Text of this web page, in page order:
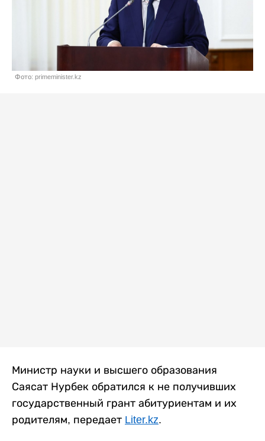
Фото: primeminister.kz
Министр науки и высшего образования
Саясат Нурбек обратился к не получивших
государственный грант абитуриентам и их
родителям, передает Liter.kz.